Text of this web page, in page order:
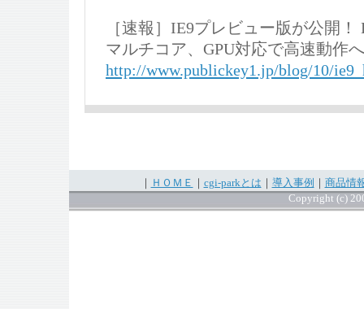
［速報］IE9プレビュー版が公開
マルチコア、GPU対応で高速動作へ
http://www.publickey1.jp/blog/10/
｜ ＨＯＭＥ ｜ cgi-parkとは ｜ 導入事例 ｜ 商品情
Copyright (c)